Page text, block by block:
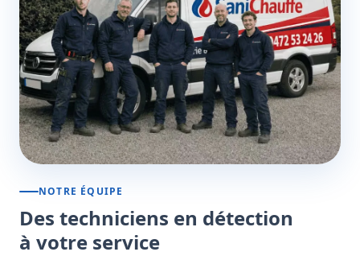
NOTRE ÉQUIPE
Des techniciens en détection
à votre service